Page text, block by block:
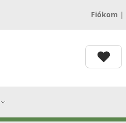
Fiókom |